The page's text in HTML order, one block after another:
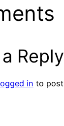
Reply
in to